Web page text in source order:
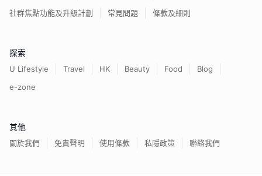
社群焦點功能及升級計劃
常見問題 條款及細則
探索
U Lifestyle Travel HK Beauty Food
Blog
e-zone
其他
關於我們 免責聲明 使用條款 私隱政策 聯絡我們